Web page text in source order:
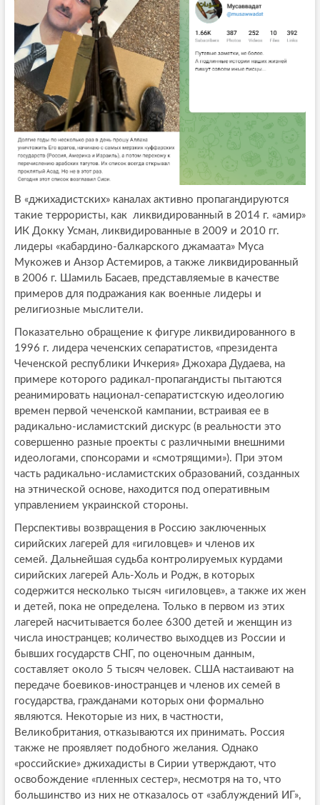
В «джихадистских» каналах активно пропагандируются
такие террористы, как ликвидированный в 2014 г. «амир»
ИК Докку Усман, ликвидированные в 2009 и 2010 гг.
лидеры «кабардино-балкарского джамаата» Муса
Мукожев и Анзор Астемиров, а также ликвидированный
в 2006 г. Шамиль Басаев, представляемые в качестве
примеров для подражания как военные лидеры и
религиозные мыслители.
Показательно обращение к фигуре ликвидированного в
1996 г. лидера чеченских сепаратистов, «президента
Чеченской республики Ичкерия» Джохара Дудаева, на
примере которого радикал-пропагандисты пытаются
реанимировать национал-сепаратистскую идеологию
времен первой чеченской кампании, встраивая ее в
радикально-исламистский дискурс (в реальности это
совершенно разные проекты с различными внешними
идеологами, спонсорами и «смотрящими»). При этом
часть радикально-исламистских образований, созданных
на этнической основе, находится под оперативным
управлением украинской стороны.
Перспективы возвращения в Россию заключенных
сирийских лагерей для «игиловцев» и членов их
семей. Дальнейшая судьба контролируемых курдами
сирийских лагерей Аль-Холь и Родж, в которых
содержится несколько тысяч «игиловцев», а также их жен
и детей, пока не определена. Только в первом из этих
лагерей насчитывается более 6300 детей и женщин из
числа иностранцев; количество выходцев из России и
бывших государств СНГ, по оценочным данным,
составляет около 5 тысяч человек. США настаивают на
передаче боевиков-иностранцев и членов их семей в
государства, гражданами которых они формально
являются. Некоторые из них, в частности,
Великобритания, отказываются их принимать. Россия
также не проявляет подобного желания. Однако
«российские» джихадисты в Сирии утверждают, что
освобождение «пленных сестер», несмотря на то, что
большинство из них не отказалось от «заблуждений ИГ»,